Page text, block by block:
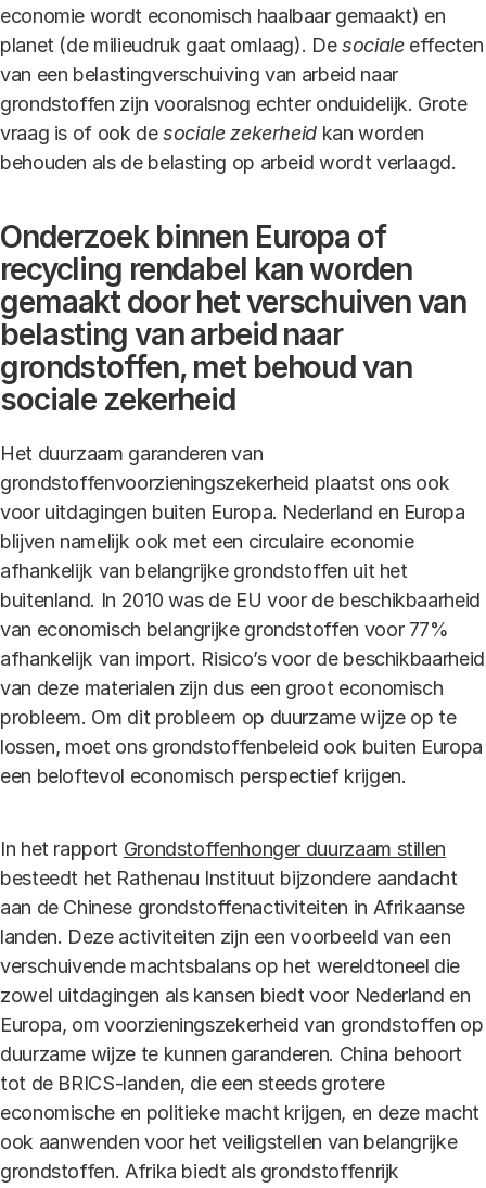
economie wordt economisch haalbaar gemaakt) en
planet (de milieudruk gaat omlaag). Desociale effecten
van een belastingverschuiving van arbeid naar
grondstoffen zijn vooralsnog echter onduidelijk. Grote
vraag is of ook desociale zekerheid kan worden
behouden als de belasting op arbeid wordt verlaagd.
Onderzoek binnen Europa of
recycling rendabel kan worden
gemaakt door het verschuiven van
belasting van arbeid naar
grondstoffen, met behoud van
sociale zekerheid
Het duurzaam garanderen van
grondstoffenvoorzieningszekerheid plaatst ons ook
voor uitdagingen buiten Europa. Nederland en Europa
blijven namelijk ook met een circulaire economie
afhankelijk van belangrijke grondstoffen uit het
buitenland. In 2010 was de EU voor de beschikbaarheid
van economisch belangrijke grondstoffen voor 77%
afhankelijk van import. Risico’s voor de beschikbaarheid
van deze materialen zijn dus een groot economisch
probleem. Om dit probleem op duurzame wijze op te
lossen, moet ons grondstoffenbeleid ook buiten Europa
een beloftevol economisch perspectief krijgen.
In het rapport Grondstoffenhonger duurzaam stillen
besteedt het Rathenau Instituut bijzondere aandacht
aan de Chinese grondstoffenactiviteiten in Afrikaanse
landen. Deze activiteiten zijn een voorbeeld van een
verschuivende machtsbalans op het wereldtoneel die
zowel uitdagingen als kansen biedt voor Nederland en
Europa, om voorzieningszekerheid van grondstoffen op
duurzame wijze te kunnen garanderen. China behoort
tot de BRICS-landen, die een steeds grotere
economische en politieke macht krijgen, en deze macht
ook aanwenden voor het veiligstellen van belangrijke
grondstoffen. Afrika biedt als grondstoffenrijk